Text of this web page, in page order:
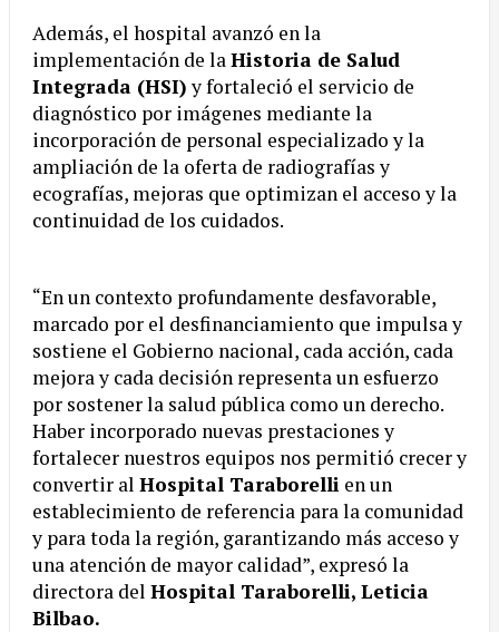
Además, el hospital avanzó en la
implementación de laHistoria de Salud
Integrada (HSI)y fortaleció el servicio de
diagnóstico por imágenes mediante la
incorporación de personal especializado y la
ampliación de la oferta de radiografías y
ecografías, mejoras que optimizan el acceso y la
continuidad de los cuidados.
“En un contexto profundamente desfavorable,
marcado por el desfinanciamiento que impulsa y
sostiene el Gobierno nacional, cada acción, cada
mejora y cada decisión representa un esfuerzo
por sostener la salud pública como un derecho.
Haber incorporado nuevas prestaciones y
fortalecer nuestros equipos nos permitió crecer y
convertir al Hospital Taraborelli en un
establecimiento de referencia para la comunidad
y para toda la región, garantizando más acceso y
una atención de mayor calidad”, expresó la
directora del Hospital Taraborelli, Leticia
Bilbao.